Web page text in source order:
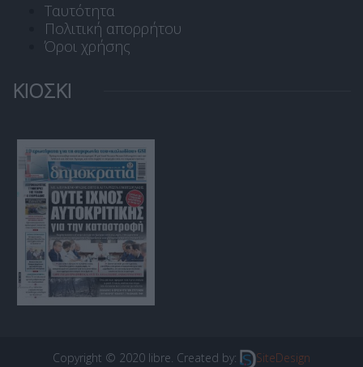
Ταυτότητα
Πολιτική απορρήτου
Όροι χρήσης
ΚΙΟΣΚΙ
Copyright © 2020 libre. Created by: SiteDesign